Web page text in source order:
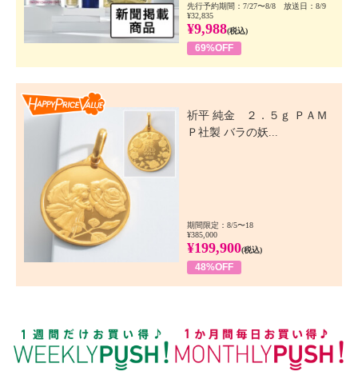
先行予約期間：7/27〜8/8 放送日：8/9
¥32,835
¥9,988(税込)
69%OFF
祈平 純金 ２．５ｇ ＰＡＭ
Ｐ社製 バラの妖...
期間限定：8/5〜18
¥385,000
¥199,900(税込)
48%OFF